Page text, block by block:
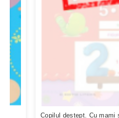
Copilul destept. Cu mami si cu ...